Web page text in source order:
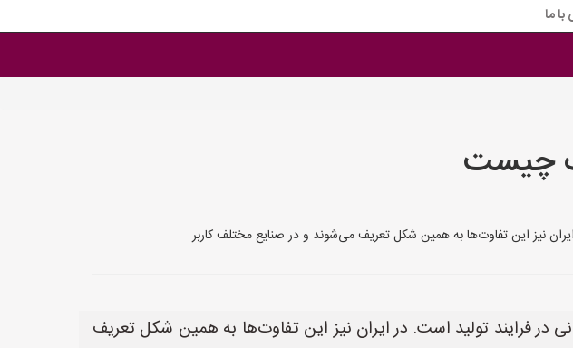
ما
چیست
نیز این تفاوت‌ها به همین شکل تعریف می‌شوند و در صنایع مختلف کاربر
در فرایند تولید است. در ایران نیز این تفاوت‌ها به همین شکل تعریف